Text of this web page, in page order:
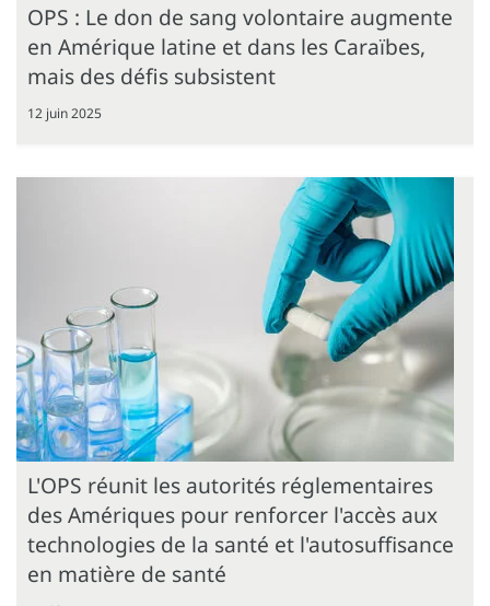
OPS : Le don de sang volontaire augmente
en Amérique latine et dans les Caraïbes,
mais des défis subsistent
12 juin 2025
L'OPS réunit les autorités réglementaires
des Amériques pour renforcer l'accès aux
technologies de la santé et l'autosuffisance
en matière de santé